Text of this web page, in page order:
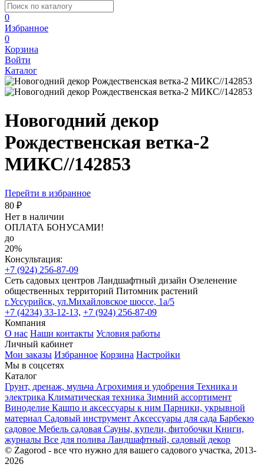
0
Избранное
0
Корзина
Войти
Каталог
Новогодний декор
Рождественская ветка-2
МИКС//142853
Перейти в избранное
80 ₽
Нет в наличии
ОПЛАТА БОНУСАМИ!
до
20%
Консультация:
+7 (924) 256-87-09
Сеть садовых центров Ландшафтный дизайн Озеленение
общественных территорий Питомник растений
г.Уссурийск, ул.Михайловское шоссе, 1а/5
+7 (4234) 33-12-13, +7 (924) 256-87-09
Компания
О нас Наши контакты Условия работы
Личный кабинет
Мои заказы Избранное Корзина Настройки
Мы в соцсетях
Каталог
Грунт, дренаж, мульча Агрохимия и удобрения Техника и
электрика Климатическая техника Зимний ассортимент
Виноделие Кашпо и аксессуары к ним Парники, укрывной
материал Садовый инструмент Аксессуары для сада Барбекю
садовое Мебель садовая Сауны, купели, фитобочки Книги,
журналы Все для полива Ландшафтный, садовый декор
© Zagorod - все что нужно для вашего садового участка, 2013-
2026